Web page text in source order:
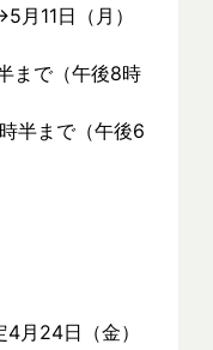
11日（月）
まで（午後8時
半まで（午後6
月24日（金）